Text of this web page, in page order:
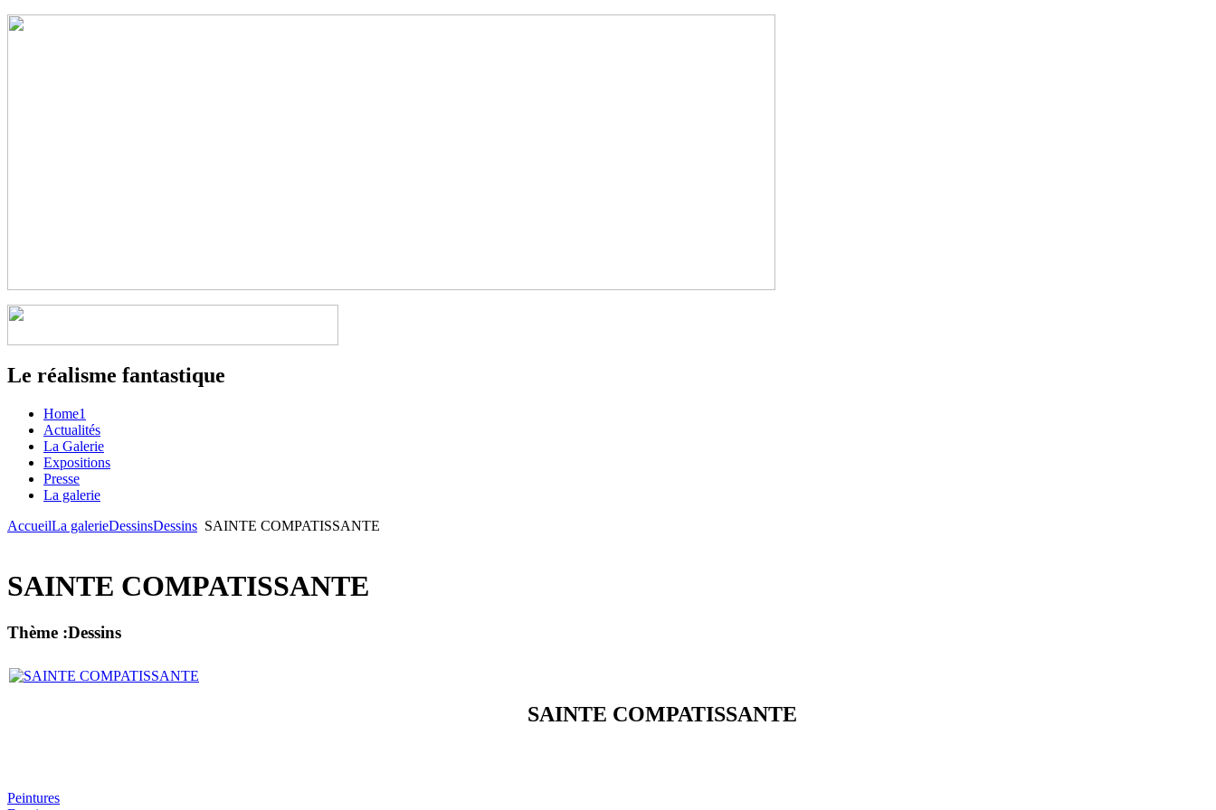
Le réalisme fantastique
Home1
Actualités
La Galerie
Expositions
Presse
La galerie
AccueilLa galerieDessinsDessins SAINTE COMPATISSANTE
SAINTE COMPATISSANTE
Thème :Dessins
SAINTE COMPATISSANTE
Peintures